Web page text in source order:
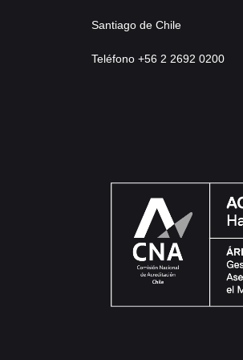
Santiago de Chile
Teléfono +56 2 2692 0200